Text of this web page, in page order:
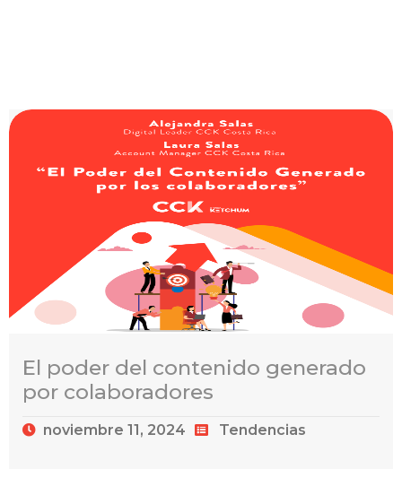
El poder del contenido generado
por colaboradores
noviembre 11, 2024 Tendencias